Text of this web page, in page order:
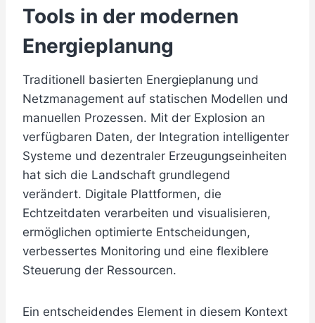
Tools in der modernen
Energieplanung
Traditionell basierten Energieplanung und
Netzmanagement auf statischen Modellen und
manuellen Prozessen. Mit der Explosion an
verfügbaren Daten, der Integration intelligenter
Systeme und dezentraler Erzeugungseinheiten
hat sich die Landschaft grundlegend
verändert. Digitale Plattformen, die
Echtzeitdaten verarbeiten und visualisieren,
ermöglichen optimierte Entscheidungen,
verbessertes Monitoring und eine flexiblere
Steuerung der Ressourcen.
Ein entscheidendes Element in diesem Kontext